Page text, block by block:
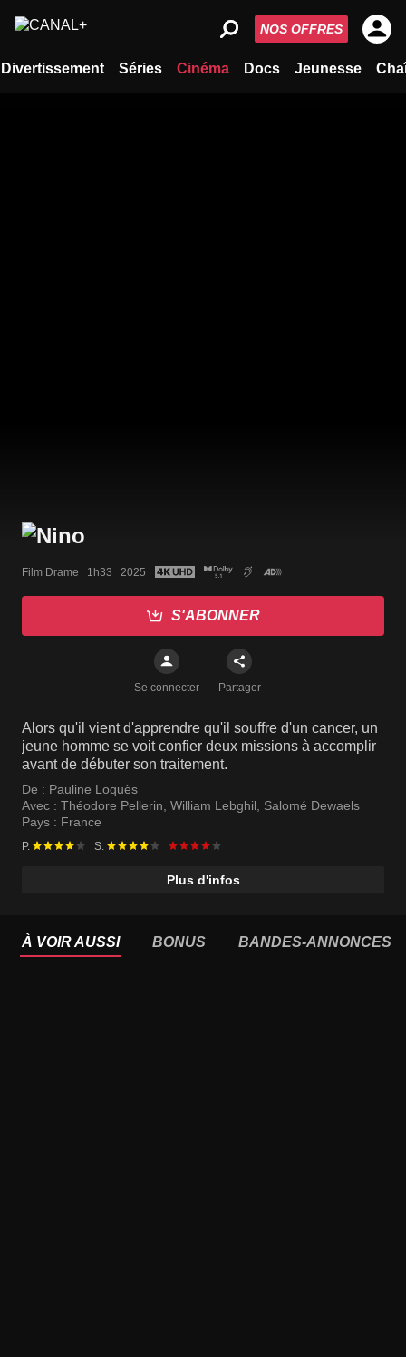
Divertissement Séries Cinéma Docs Jeunesse
NOS OFFRES
Film Drame   1h33   2025
S'ABONNER
Se connecter Partager
Alors qu'il vient d'apprendre qu'il souffre d'un cancer, un
jeune homme se voit confier deux missions à accomplir
avant de débuter son traitement.
De : Pauline Loquès
Avec : Théodore Pellerin, William Lebghil, Salomé Dewaels
Pays : France
P. S.
Plus d'infos
À VOIR AUSSI BONUS BANDES-ANNONCES